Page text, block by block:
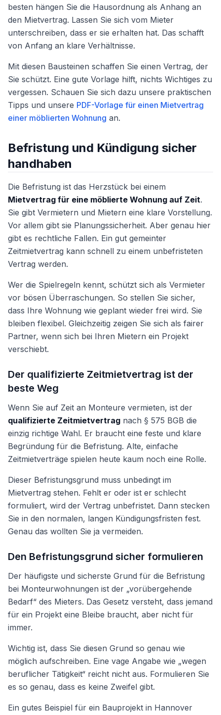
besten hängen Sie die Hausordnung als Anhang an
den Mietvertrag. Lassen Sie sich vom Mieter
unterschreiben, dass er sie erhalten hat. Das schafft
von Anfang an klare Verhältnisse.
Mit diesen Bausteinen schaffen Sie einen Vertrag, der
Sie schützt. Eine gute Vorlage hilft, nichts Wichtiges zu
vergessen. Schauen Sie sich dazu unsere praktischen
Tipps und unsere PDF-Vorlage für einen Mietvertrag
einer möblierten Wohnung an.
Befristung und Kündigung sicher
handhaben
Die Befristung ist das Herzstück bei einem
Mietvertrag für eine möblierte Wohnung auf Zeit.
Sie gibt Vermietern und Mietern eine klare Vorstellung.
Vor allem gibt sie Planungssicherheit. Aber genau hier
gibt es rechtliche Fallen. Ein gut gemeinter
Zeitmietvertrag kann schnell zu einem unbefristeten
Vertrag werden.
Wer die Spielregeln kennt, schützt sich als Vermieter
vor bösen Überraschungen. So stellen Sie sicher,
dass Ihre Wohnung wie geplant wieder frei wird. Sie
bleiben flexibel. Gleichzeitig zeigen Sie sich als fairer
Partner, wenn sich bei Ihren Mietern ein Projekt
verschiebt.
Der qualifizierte Zeitmietvertrag ist der
beste Weg
Wenn Sie auf Zeit an Monteure vermieten, ist der
qualifizierte Zeitmietvertrag nach § 575 BGB die
einzig richtige Wahl. Er braucht eine feste und klare
Begründung für die Befristung. Alte, einfache
Zeitmietverträge spielen heute kaum noch eine Rolle.
Dieser Befristungsgrund muss unbedingt im
Mietvertrag stehen. Fehlt er oder ist er schlecht
formuliert, wird der Vertrag unbefristet. Dann stecken
Sie in den normalen, langen Kündigungsfristen fest.
Genau das wollten Sie ja vermeiden.
Den Befristungsgrund sicher formulieren
Der häufigste und sicherste Grund für die Befristung
bei Monteurwohnungen ist der „vorübergehende
Bedarf“ des Mieters. Das Gesetz versteht, dass jemand
für ein Projekt eine Bleibe braucht, aber nicht für
immer.
Wichtig ist, dass Sie diesen Grund so genau wie
möglich aufschreiben. Eine vage Angabe wie „wegen
beruflicher Tätigkeit“ reicht nicht aus. Formulieren Sie
es so genau, dass es keine Zweifel gibt.
Ein gutes Beispiel für ein Bauprojekt in Hannover